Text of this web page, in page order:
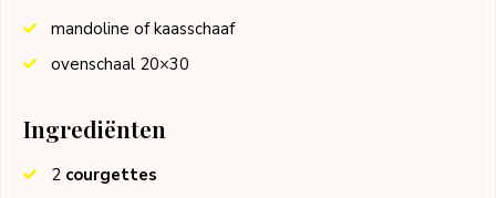
mandoline of kaasschaaf
ovenschaal 20×30
Ingrediënten
2 courgettes